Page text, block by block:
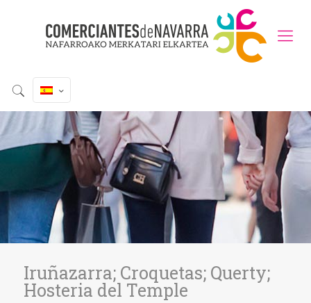
Iruñazarra; Croquetas; Querty;
Hosteria del Temple